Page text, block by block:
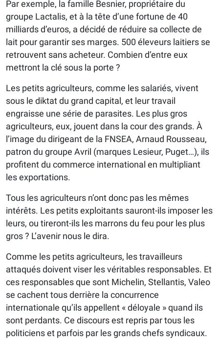
Par exemple, la famille Besnier, propriétaire du
groupe Lactalis, et à la tête d’une fortune de 40
milliards d’euros, a décidé de réduire sa collecte de
lait pour garantir ses marges. 500 éleveurs laitiers se
retrouvent sans acheteur. Combien d’entre eux
mettront la clé sous la porte ?
Les petits agriculteurs, comme les salariés, vivent
sous le diktat du grand capital, et leur travail
engraisse une série de parasites. Les plus gros
agriculteurs, eux, jouent dans la cour des grands. À
l’image du dirigeant de la FNSEA, Arnaud Rousseau,
patron du groupe Avril (marques Lesieur, Puget…), ils
profitent du commerce international en multipliant
les exportations.
Tous les agriculteurs n’ont donc pas les mêmes
intérêts. Les petits exploitants sauront-ils imposer les
leurs, ou tireront-ils les marrons du feu pour les plus
gros ? L’avenir nous le dira.
Comme les petits agriculteurs, les travailleurs
attaqués doivent viser les véritables responsables. Et
ces responsables que sont Michelin, Stellantis, Valeo
se cachent tous derrière la concurrence
internationale qu’ils appellent « déloyale » quand ils
sont perdants. Ce discours est repris par tous les
politiciens et parfois par les grands chefs syndicaux.